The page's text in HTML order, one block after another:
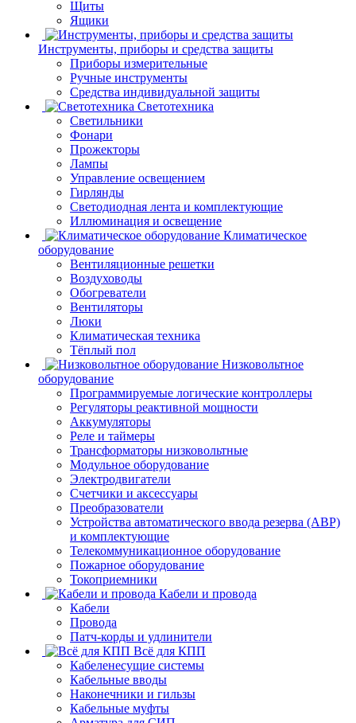
Щиты
Ящики
Инструменты, приборы и средства защиты
Приборы измерительные
Ручные инструменты
Средства индивидуальной защиты
Светотехника
Светильники
Фонари
Прожекторы
Лампы
Управление освещением
Гирлянды
Светодиодная лента и комплектующие
Иллюминация и освещение
Климатическое
оборудование
Вентиляционные решетки
Воздуховоды
Обогреватели
Вентиляторы
Люки
Климатическая техника
Тёплый пол
Низковольтное
оборудование
Программируемые логические контроллеры
Регуляторы реактивной мощности
Аккумуляторы
Реле и таймеры
Трансформаторы низковольтные
Модульное оборудование
Электродвигатели
Счетчики и аксессуары
Преобразователи
Устройства автоматического ввода резерва (АВР)
и комплектующие
Телекоммуникационное оборудование
Пожарное оборудование
Токоприемники
Кабели и провода
Кабели
Провода
Патч-корды и удлинители
Всё для КПП
Кабеленесущие системы
Кабельные вводы
Наконечники и гильзы
Кабельные муфты